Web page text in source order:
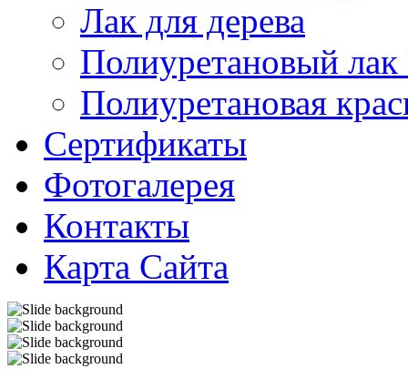
Лак для дерева
Полиуретановый
Полиуретановая
Сертификаты
Фотогалерея
Контакты
Карта Сайта